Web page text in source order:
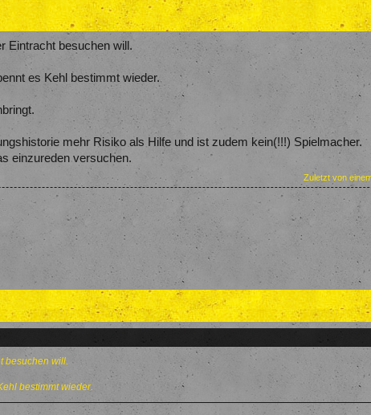
Eintracht besuchen will.
es Kehl bestimmt wieder.
mehr Risiko als Hilfe und ist zudem kein(!!!) Spielmacher.
einzureden versuchen.
Zuletzt von
besuchen will.
bestimmt wieder.